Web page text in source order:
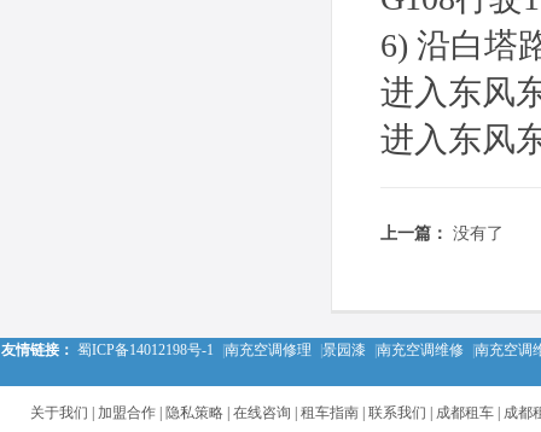
6) 沿白塔
进入东风
进入东风
上一篇： 没有了
友情链接： 蜀ICP备14012198号-1 南充空调修理 景园漆 南充空调维修 南充空调
关于我们 加盟合作 隐私策略 在线咨询 租车指南 联系我们 成都租车
成都